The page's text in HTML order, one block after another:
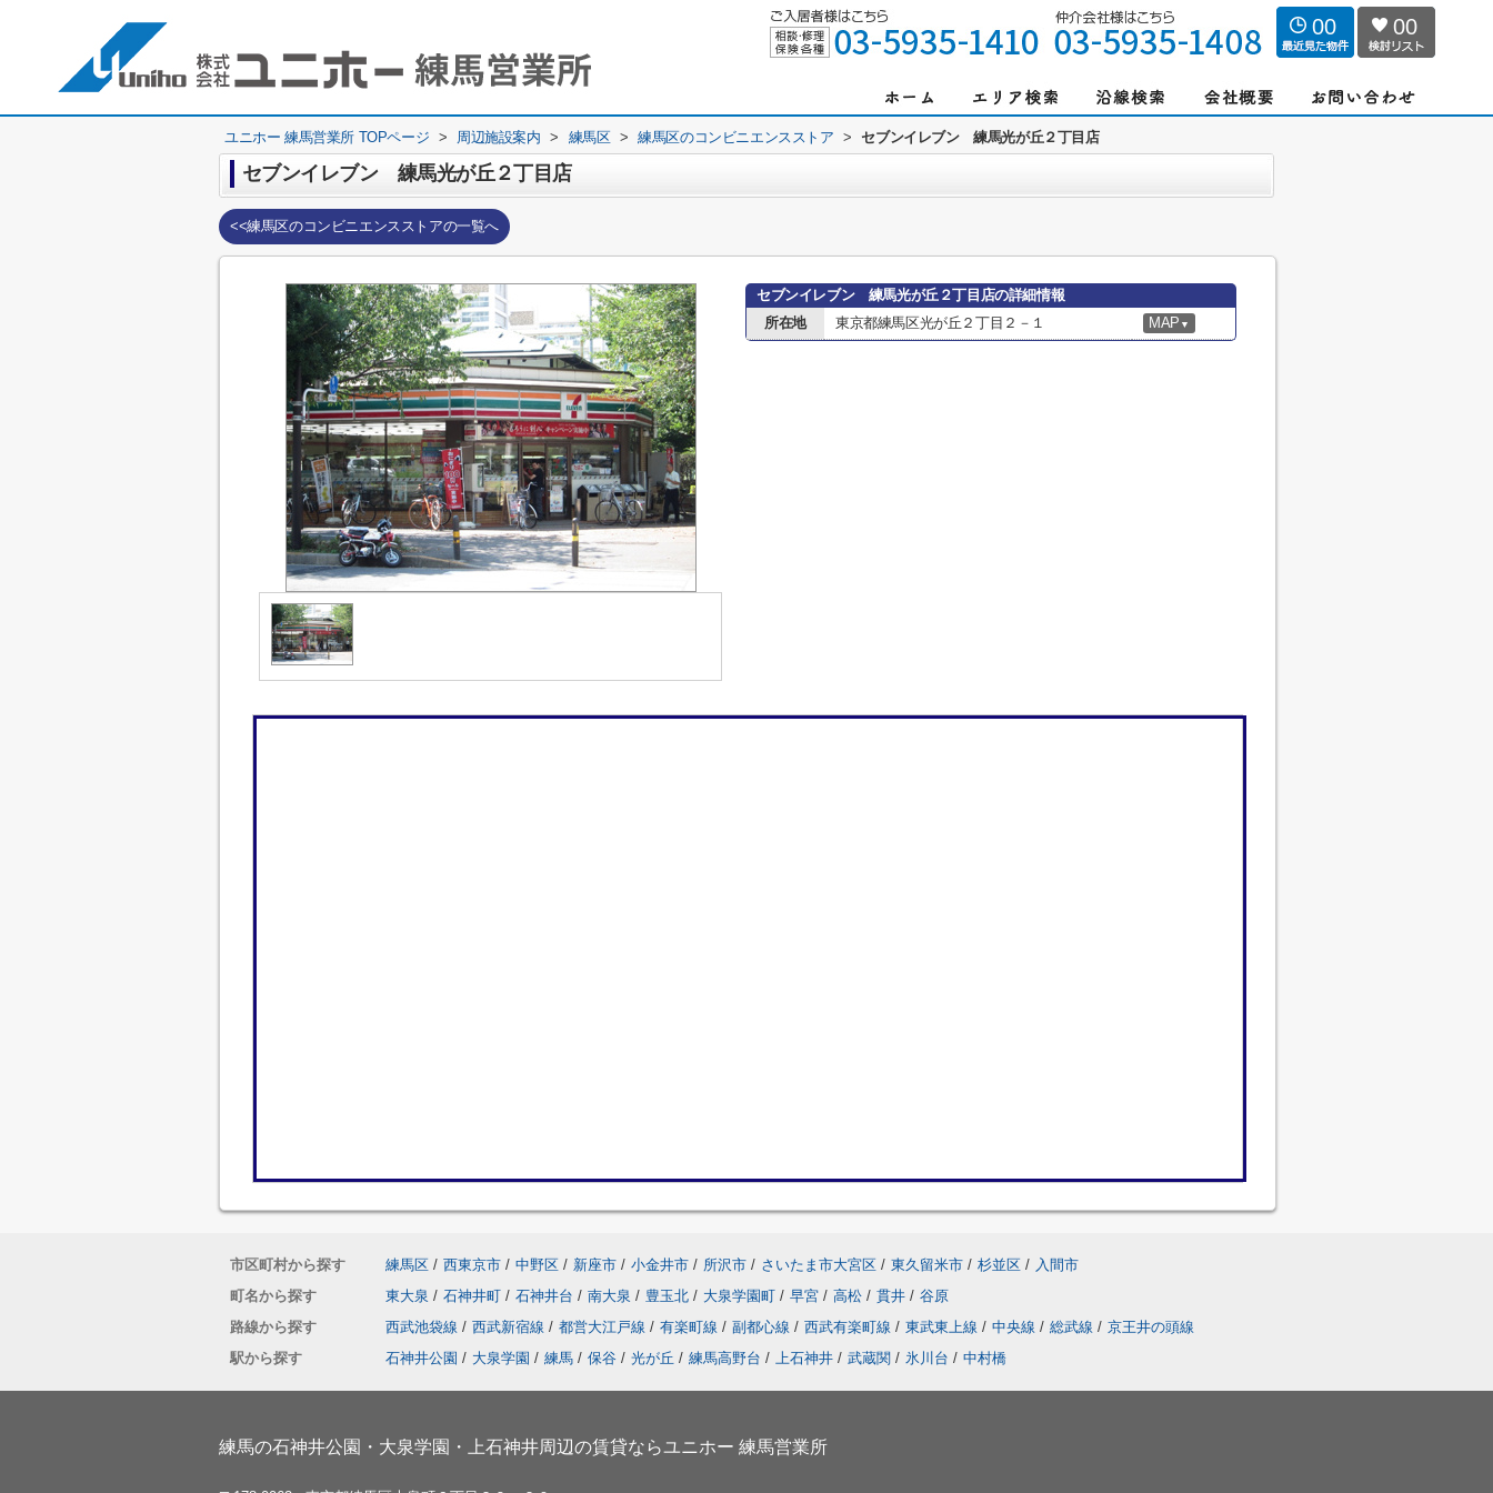
00 00
ユニホー 練馬営業所 TOPページ > 周辺施設案内 > 練馬区 > 練馬区のコンビニエンスストア > セブンイレブン 練馬光が丘２丁目店
セブンイレブン 練馬光が丘２丁目店
<<練馬区のコンビニエンスストアの一覧へ
セブンイレブン 練馬光が丘２丁目店の詳細情報
所在地
東京都練馬区光が丘２丁目２－１ MAP ▼
市区町村から探す 練馬区 / 西東京市 / 中野区 / 新座市 / 小金井市 / 所沢市 / さいたま市大宮区 / 東久留米市 / 杉並区 / 入間市
町名から探す
東大泉 / 石神井町 / 石神井台 / 南大泉 / 豊玉北 / 大泉学園町 / 早宮 / 高松 / 貫井 / 谷原
路線から探す
西武池袋線 / 西武新宿線 / 都営大江戸線 / 有楽町線 / 副都心線 / 西武有楽町線 / 東武東上線 / 中央線 / 総武線 / 京王井の頭線
駅から探す
石神井公園 / 大泉学園 / 練馬 / 保谷 / 光が丘 / 練馬高野台 / 上石神井 / 武蔵関 / 氷川台 / 中村橋
練馬の石神井公園・大泉学園・上石神井周辺の賃貸ならユニホー 練馬営業所